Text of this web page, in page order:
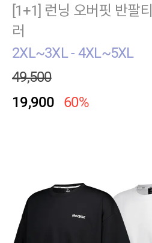
[1+1] 런닝 오버핏 반팔
러
2XL~3XL - 4XL~5XL
49,500
19,900
60%